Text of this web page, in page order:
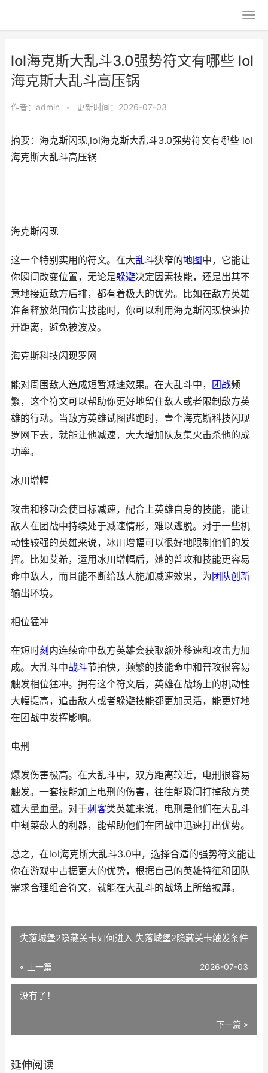
lol海克斯大乱斗3.0强势符文有哪些 lol
海克斯大乱斗高压锅
作者： admin • 更新时间：2026-07-03
摘要：海克斯闪现,lol海克斯大乱斗3.0强势符文有哪些 lol
海克斯大乱斗高压锅
海克斯闪现
这一个特别实用的符文。在大乱斗狭窄的地图中，它能让
你瞬间改变位置，无论是躲避决定因素技能，还是出其不
意地接近敌方后排，都有着极大的优势。比如在敌方英雄
准备释放范围伤害技能时，你可以利用海克斯闪现快速拉
开距离，避免被波及。
海克斯科技闪现罗网
能对周围敌人造成短暂减速效果。在大乱斗中， 团战频
繁，这个符文可以帮助你更好地留住敌人或者限制敌方英
雄的行动。当敌方英雄试图逃跑时，壹个海克斯科技闪现
罗网下去，就能让他减速，大大增加队友集火击杀他的成
功率。
冰川增幅
攻击和移动会使目标减速，配合上英雄自身的技能，能让
敌人在团战中持续处于减速情形，难以逃脱。对于一些机
动性较强的英雄来说，冰川增幅可以很好地限制他们的发
挥。比如艾希，运用冰川增幅后，她的普攻和技能更容易
命中敌人，而且能不断给敌人施加减速效果，为团队创新
输出环境。
相位猛冲
在短时刻 内连续命中敌方英雄会获取额外移速和攻击力加
成。大乱斗中战斗节拍快，频繁的技能命中和普攻很容易
触发相位猛冲。拥有这个符文后，英雄在战场上的机动性
大幅提高，追击敌人或者躲避技能都更加灵活，能更好地
在团战中发挥影响。
电刑
爆发伤害极高。在大乱斗中，双方距离较近，电刑很容易
触发。一套技能加上电刑的伤害，往往能瞬间打掉敌方英
雄大量血量。对于刺客类英雄来说，电刑是他们在大乱斗
中割菜敌人的利器，能帮助他们在团战中迅速打出优势。
总之，在lol海克斯大乱斗3.0中，选择合适的强势符文能让
你在游戏中占据更大的优势，根据自己的英雄特征和团队
需求合理组合符文，就能在大乱斗的战场上所给披靡。
失落城堡2隐藏关卡如何进入 失落城堡2隐藏关卡触发条件
« 上一篇 2026-07-03
没有了！
下一篇 »
延伸阅读